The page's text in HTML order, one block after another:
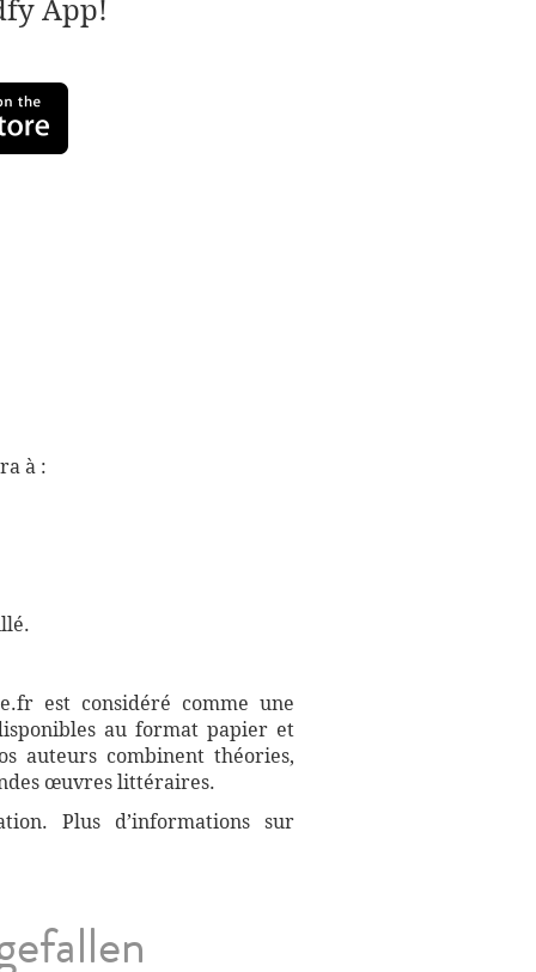
App!
à :
est considéré comme une
au format papier et
auteurs combinent théories,
œuvres littéraires.
Plus d’informations sur